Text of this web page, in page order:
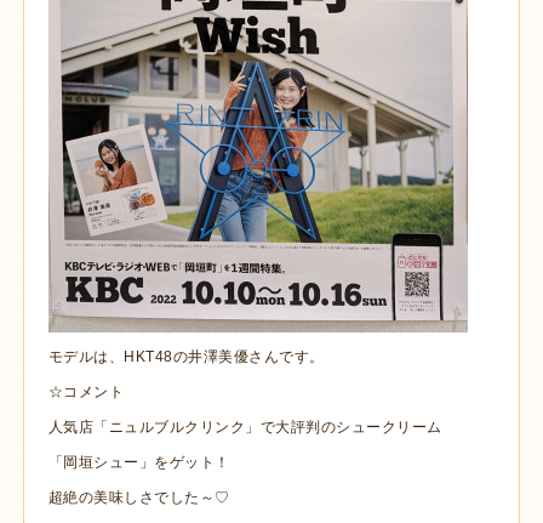
モデルは、HKT48の井澤美優さんです。
☆コメント
人気店「ニュルブルクリンク」で大評判のシュークリーム
「岡垣シュー」をゲット！
超絶の美味しさでした～♡